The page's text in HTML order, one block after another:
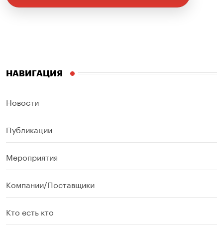
НАВИГАЦИЯ
Новости
Публикации
Мероприятия
Компании/Поставщики
Кто есть кто